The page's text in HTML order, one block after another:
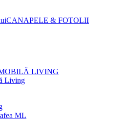
CANAPELE & FOTOLII
LIVING
Living
ML